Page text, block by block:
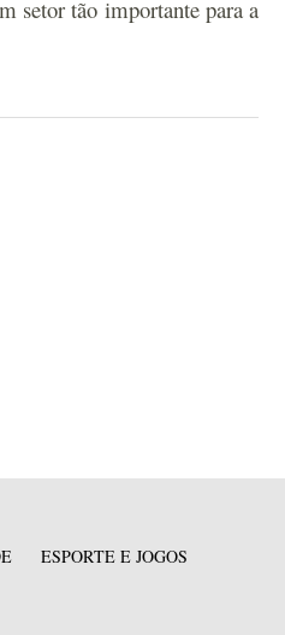
setor tão importante para a
ESPORTE E JOGOS